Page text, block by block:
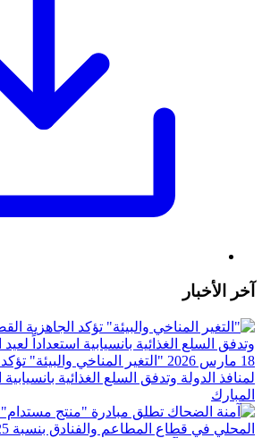
آخر الأخبار
18 مارس 2026
"التغير المناخي والبيئة"
لمنافذ الدولة وتدفق السلع الغذائية
المبارك